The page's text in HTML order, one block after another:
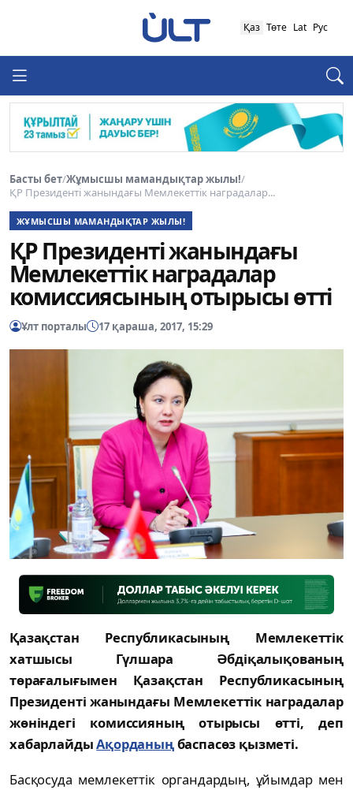
Қаз Төте Lat Рус
Басты бет/Жұмысшы мамандықтар жылы!/
ҚР Президенті жанындағы Мемлекеттік наградалар...
ЖҰМЫСШЫ МАМАНДЫҚТАР ЖЫЛЫ!
ҚР Президенті жанындағы
Мемлекеттік наградалар
комиссиясының отырысы өтті
Ұлт порталы 17 қараша, 2017, 15:29
Қазақстан Республикасының Мемлекеттік
хатшысы Гүлшара Әбдіқалықованың
төрағалығымен Қазақстан Республикасының
Президенті жанындағы Мемлекеттік наградалар
жөніндегі комиссияның отырысы өтті, деп
хабарлайдыАқорданыңбаспасөз қызметі.
Басқосуда мемлекеттік органдардың, ұйымдар мен